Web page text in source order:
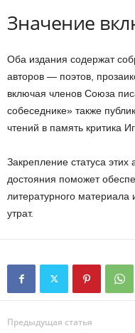
Значение
Оба издания содержат
авторов — поэтов,
включая членов Союза
собеседнике» также
чтений в память критика
Закрепление статуса этих
достояния поможет
литературного
утрат.
Предыдущая статья